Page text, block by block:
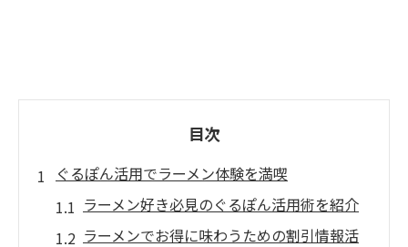
目次
ぐるぽん活用でラーメン体験を満喫
ラーメン好き必見のぐるぽん活用術を紹介
ラーメンでお得に味わうための割引情報活